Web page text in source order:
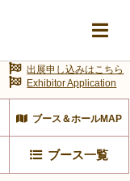
ブース＆ホールMAP
ブース一覧
出展申し込みはこちら
Exhibitor Application